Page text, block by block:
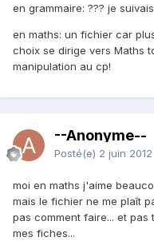
en grammaire: ??? je
en maths: un fichier car
choix se dirige vers Maths
manipulation au cp!
--Anonyme--
Posté(e) 2 juin 2012
moi en maths j'aime
mais le fichier ne me plaît
pas comment faire... et
mes fiches...